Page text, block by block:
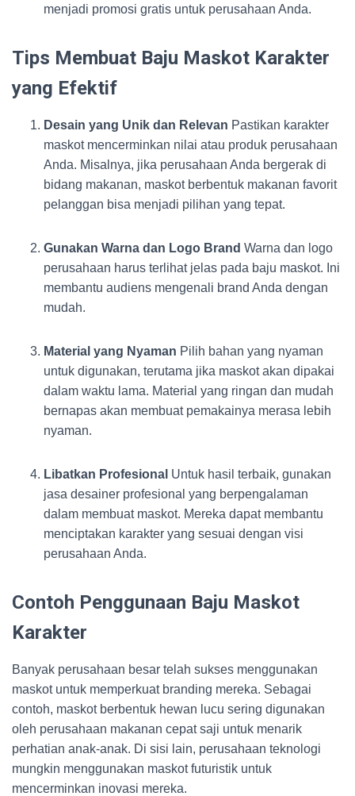
menjadi promosi gratis untuk perusahaan Anda.
Tips Membuat Baju Maskot Karakter
yang Efektif
Desain yang Unik dan Relevan Pastikan karakter
maskot mencerminkan nilai atau produk perusahaan
Anda. Misalnya, jika perusahaan Anda bergerak di
bidang makanan, maskot berbentuk makanan favorit
pelanggan bisa menjadi pilihan yang tepat.
Gunakan Warna dan Logo Brand Warna dan logo
perusahaan harus terlihat jelas pada baju maskot. Ini
membantu audiens mengenali brand Anda dengan
mudah.
Material yang Nyaman Pilih bahan yang nyaman
untuk digunakan, terutama jika maskot akan dipakai
dalam waktu lama. Material yang ringan dan mudah
bernapas akan membuat pemakainya merasa lebih
nyaman.
Libatkan Profesional Untuk hasil terbaik, gunakan
jasa desainer profesional yang berpengalaman
dalam membuat maskot. Mereka dapat membantu
menciptakan karakter yang sesuai dengan visi
perusahaan Anda.
Contoh Penggunaan Baju Maskot
Karakter
Banyak perusahaan besar telah sukses menggunakan
maskot untuk memperkuat branding mereka. Sebagai
contoh, maskot berbentuk hewan lucu sering digunakan
oleh perusahaan makanan cepat saji untuk menarik
perhatian anak-anak. Di sisi lain, perusahaan teknologi
mungkin menggunakan maskot futuristik untuk
mencerminkan inovasi mereka.